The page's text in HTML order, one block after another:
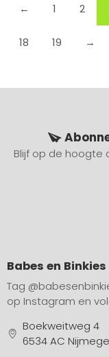
← 1 2
18 19 →
Blijf op de hoogte
Babes en Binkies
Tag
op Instagram en
Boekweitweg 4
6534 AC